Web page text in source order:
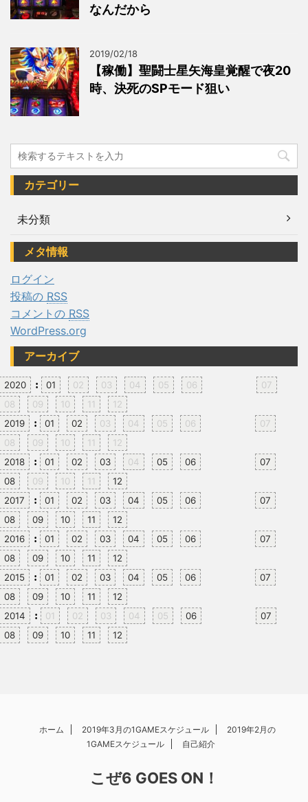
なんだから
2019/02/18
【稼働】聖闘士星矢海皇覚醒で夜20
時、決死のSPモード狙い
カテゴリー
未分類
メタ情報
ログイン
投稿の RSS
コメントの RSS
WordPress.org
アーカイブ
2020 : 01 02 03 04 05 06
07
08
09 10 11
12
2019
: 01 02 03 04 05 06
07
08
09 10 11
12
2018
: 01 02 03 04 05 06
07
08
09 10 11
12
2017
: 01 02 03 04 05 06
07
08
09 10 11
12
2016
: 01 02 03 04 05 06
07
08
09 10 11
12
2015
: 01 02 03 04 05 06
07
08
09 10 11
12
2014
: 01 02 03 04 05 06
07
08
09 10 11 12
ホーム 2019年3月の1GAMEスケジュール
2019年2月の
1GAMEスケジュール
自己紹介
こぜ6 GOES ON！